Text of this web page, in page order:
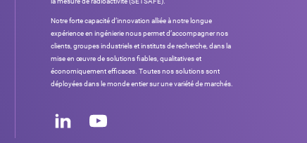
Notre forte capacité d’innovation alliée à notre longue
expérience en ingénierie nous permet d’accompagner nos
clients, groupes industriels et instituts de recherche, dans la
mise en œuvre de solutions fiables, qualitatives et
économiquement efficaces. Toutes nos solutions sont
déployées dans le monde entier sur une variété de marchés.
sociaux